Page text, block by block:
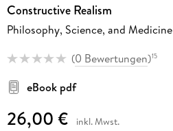
Constructive Realism
Philosophy, Science, and Medicine
(0 Bewertungen)15
eBook pdf
26,00 € inkl. Mwst.